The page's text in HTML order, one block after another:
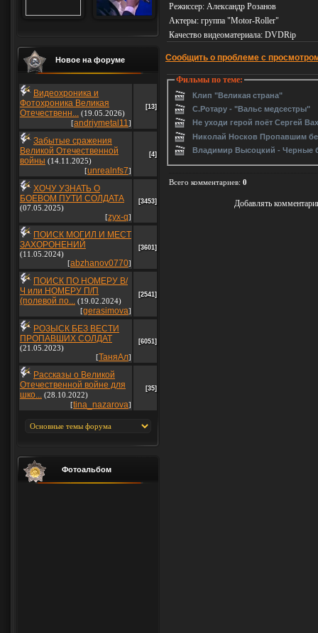
Новое на форуме
Видеохроника и
Фотохроника Великая
Отечественн... (19.05.2026)
[andriymetal11]
[13]
Забытые сражения
Великой Отечественной
войны (14.11.2025)
[unrealnfs7]
[4]
ХОЧУ УЗНАТЬ О
БОЕВОМ ПУТИ СОЛДАТА
(07.05.2025)
[zyx-q]
[3453]
ПОИСК МОГИЛ И МЕСТ
ЗАХОРОНЕНИЙ
(11.05.2024)
[abzhanov0770]
[3601]
ПОИСК ПО НОМЕРУ В/
Ч или НОМЕРУ П/П
(полевой по... (19.02.2024)
[gerasimova]
[2541]
РОЗЫСК БЕЗ ВЕСТИ
ПРОПАВШИХ СОЛДАТ
(21.05.2023)
[ТаняАл]
[6051]
Рассказы о Великой
Отечественной войне для
шко... (28.10.2022)
[tina_nazarova]
[35]
Фотоальбом
Режиссер: Александр Розанов
Актеры: группа "Motor-Roller"
Качество видеоматериала: DVDRip
Сообщить о проблеме с
Фильмы по теме:
Клип "Великая страна"
С.Ротару - "Вальс медсестры"
Не уходи герой поёт Сергей
Николай Носков Пропавшим
Владимир Высоцкий - Черные
Всего комментариев: 0
Добавлять